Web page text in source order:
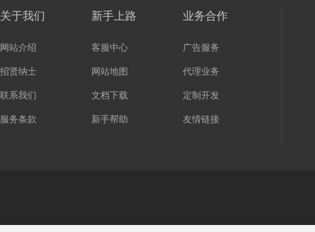
关于我们
网站介绍
招贤纳士
联系我们
服务条款
新手上路
客服中心
网站地图
文档下载
新手帮助
业务合作
广告服务
代理业务
定制开发
友情链接